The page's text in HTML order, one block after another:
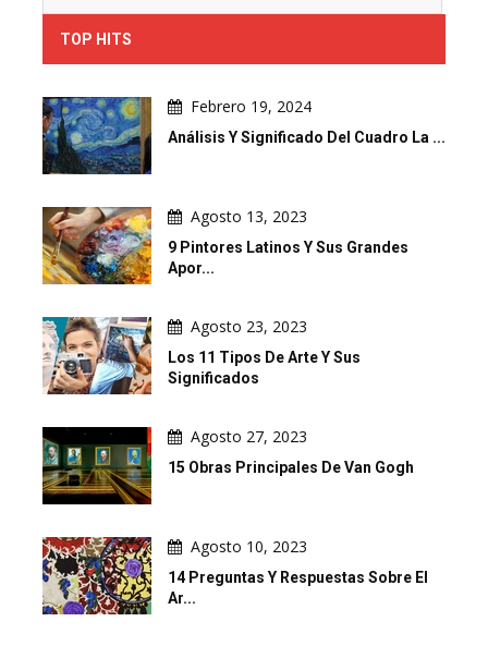
TOP HITS
Febrero 19, 2024
Análisis Y Significado Del Cuadro La ...
Agosto 13, 2023
9 Pintores Latinos Y Sus Grandes
Apor...
Agosto 23, 2023
Los 11 Tipos De Arte Y Sus
Significados
Agosto 27, 2023
15 Obras Principales De Van Gogh
Agosto 10, 2023
14 Preguntas Y Respuestas Sobre El
Ar...